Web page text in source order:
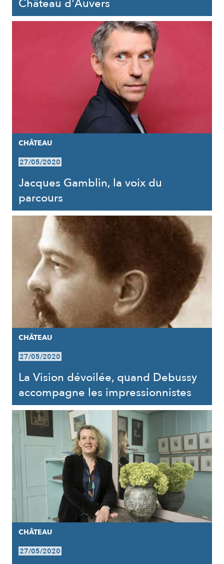
Château d'Auvers
CHÂTEAU
27/05/2020
Jacques Gamblin, la voix du
parcours
CHÂTEAU
27/05/2020
La Vision dévoilée, quand Debussy
accompagne les impressionnistes
CHÂTEAU
27/05/2020